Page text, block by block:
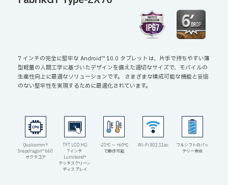
7 インチの完全に堅牢な Android™ 10.0 タブレットは、片手で持ちやすい薄
型軽量の人間工学に基づいたデザインを備えた適切なサイズで、モバイルの
生産性向上に最適なソリューションです。 さまざまな構成可能な機能と妥協
のない堅牢性を実現するために最適化されています。
Qualcomm ®
Snapdragon™ 660
オクタコア
TFT LCD HD
7インチ
Lumibond®︎
タッチスクリーン
ディスプレイ
-21℃ 〜 +60℃
で動作可能
Wi-Fi 802.11ac
フルシフトのバッ
テリー寿命